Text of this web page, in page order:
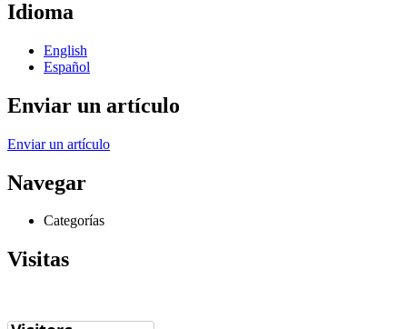
Idioma
English
Español
Enviar un artículo
Enviar un artículo
Navegar
Categorías
Visitas